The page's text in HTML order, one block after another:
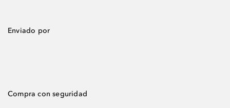
Enviado por
Compra con seguridad